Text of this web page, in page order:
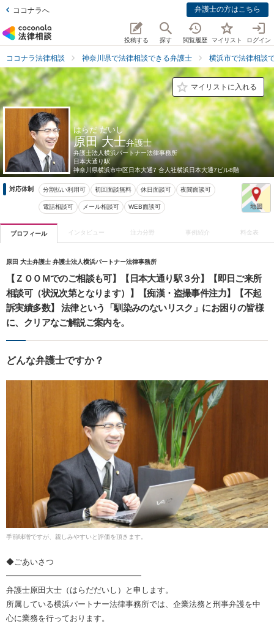
ココナラへ 弁護士の方はこちら
投稿する 探す 閲覧履歴 マイリスト ログイン
ココナラ法律相談 神奈川県で法律相談できる弁護士 横浜市で法律相談
マイリストに入れる
はらだ だいし
原田 大士弁護士
弁護士法人横浜パートナー法律事務所
日本大通り駅
神奈川県横浜市中区日本大通7 合人社横浜日本大通7ビル8階
対応体制 分割払い利用可 初回面談無料 休日面談可 夜間面談可
電話相談可 メール相談可 WEB面談可
プロフィール インタビュー 注力分野 事例紹介 料金表
原田 大士弁護士 弁護士法人横浜パートナー法律事務所
【ＺＯＯＭでのご相談も可】【日本大通り駅３分】【即日ご来所
相談可（状況次第となります）】【痴漢・盗撮事件注力】【不起
訴実績多数】 法律という「馴染みのないリスク」にお困りの皆様
に、クリアなご解説ご案内を。
どんな弁護士ですか？
手前味噌ですが、親しみやすいと評価を頂きます。
◆ごあいさつ
━━━━━━━━━━━━━━━━━
弁護士原田大士（はらだだいし）と申します。
所属している横浜パートナー法律事務所では、企業法務と刑事弁護を中
心に業務を行っております。